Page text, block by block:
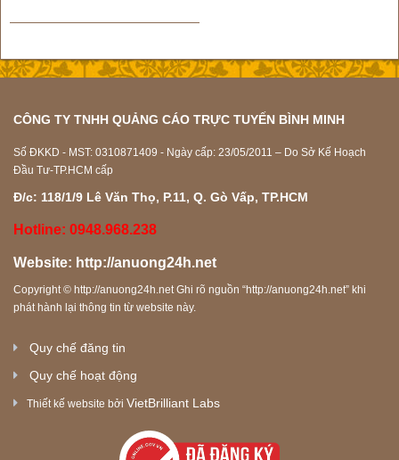
CÔNG TY TNHH QUẢNG CÁO TRỰC TUYẾN BÌNH MINH
Số ĐKKD - MST: 0310871409 - Ngày cấp: 23/05/2011 – Do Sở Kế Hoạch
Đầu Tư-TP.HCM cấp
Đ/c: 118/1/9 Lê Văn Thọ, P.11, Q. Gò Vấp, TP.HCM
Hotline: 0948.968.238
Website: http://anuong24h.net
Copyright © http://anuong24h.netGhi rõ nguồn “http://anuong24h.net” khi
phát hành lại thông tin từ website này.
Quy chế đăng tin
Quy chế hoạt động
Thiết kế website bởi VietBrilliant Labs